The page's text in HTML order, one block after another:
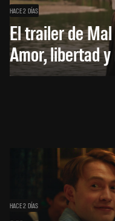
HACE 2 DÍAS
El trailer de
Amor, libertad
HACE 2 DÍAS